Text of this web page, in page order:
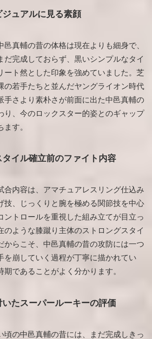
ュアルに見る素顔
邑真輔の昔の体格は現在よりも細身で、
だ完成しておらず、黒いシンプルなタイ
ート然とした印象を強めていました。芝
の若手たちと並んだヤングライオン時代
手さより素朴さが前面に出た中邑真輔の
り、今のロックスター的姿とのギャップ
す。
イル確立前のファイト内容
合内容は、アマチュアレスリング仕込み
技、じっくりと腕を極める関節技を中心
ントロールを重視した組み立てが目立っ
のような膝蹴り主体のストロングスタイ
からこそ、中邑真輔の昔の攻防には一つ
を崩していく過程が丁寧に描かれてい
期であることがよく分かります。
たスーパールーキーの評価
頃の中邑真輔の昔には、まだ完成しきっ